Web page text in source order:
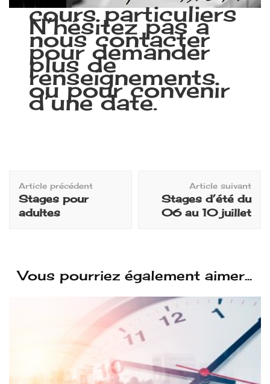
cours particuliers
N’hésitez pas à
nous contacter
pour demander
plus de
renseignements
ou pour convenir
d’une date.
d'article
Article précédent
Stages pour
adultes
Article suivant
Stages d’été du
06 au 10 juillet
Vous pourriez également aimer...